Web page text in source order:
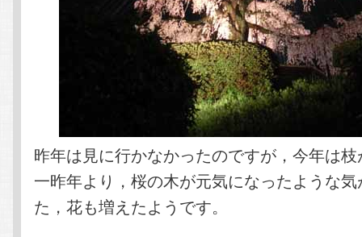
昨年は見に行かなかったのですが，今年は
一昨年より，桜の木が元気になったような
た，花も増えたようです。